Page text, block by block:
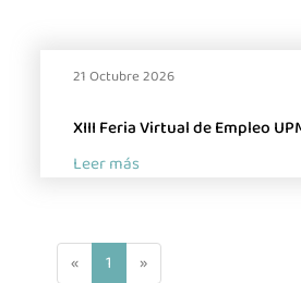
XIII Feria Virtual de Empleo
21 Octubre 2026
Leer más
« 1 »